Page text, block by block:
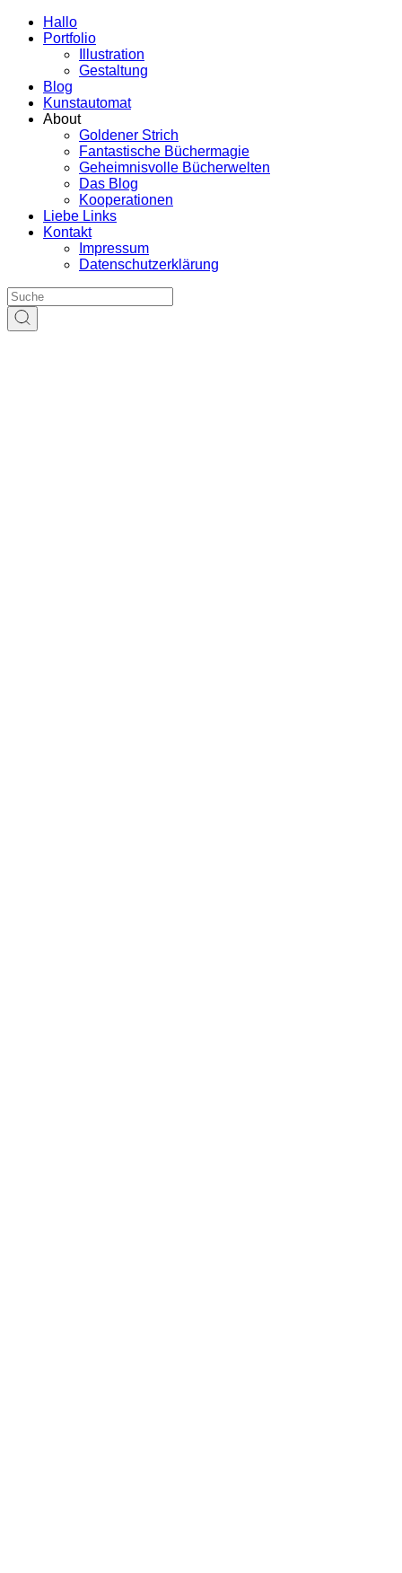
Hallo
Portfolio
Illustration
Gestaltung
Blog
Kunstautomat
About
Goldener Strich
Fantastische Büchermagie
Geheimnisvolle Bücherwelten
Das Blog
Kooperationen
Liebe Links
Kontakt
Impressum
Datenschutzerklärung